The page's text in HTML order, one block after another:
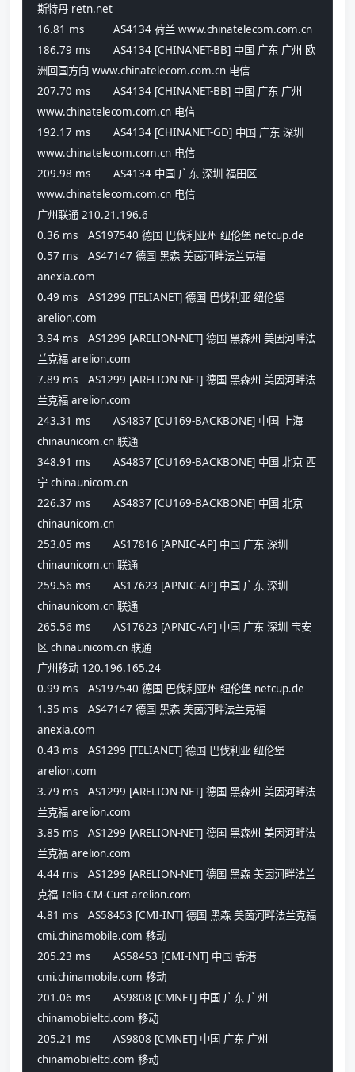
斯特丹 retn.net
16.81 ms 	AS4134 荷兰 www.chinatelecom.com.cn
186.79 ms 	AS4134 [CHINANET-BB] 中国 广东 广州 欧
洲回国方向 www.chinatelecom.com.cn 电信
207.70 ms 	AS4134 [CHINANET-BB] 中国 广东 广州
www.chinatelecom.com.cn 电信
192.17 ms 	AS4134 [CHINANET-GD] 中国 广东 深圳
www.chinatelecom.com.cn 电信
209.98 ms 	AS4134 中国 广东 深圳 福田区
www.chinatelecom.com.cn 电信
广州联通 210.21.196.6
0.36 ms 	AS197540 德国 巴伐利亚州 纽伦堡 netcup.de
0.57 ms 	AS47147 德国 黑森 美茵河畔法兰克福
anexia.com
0.49 ms 	AS1299 [TELIANET] 德国 巴伐利亚 纽伦堡
arelion.com
3.94 ms 	AS1299 [ARELION-NET] 德国 黑森州 美因河畔法
兰克福 arelion.com
7.89 ms 	AS1299 [ARELION-NET] 德国 黑森州 美因河畔法
兰克福 arelion.com
243.31 ms 	AS4837 [CU169-BACKBONE] 中国 上海
chinaunicom.cn 联通
348.91 ms 	AS4837 [CU169-BACKBONE] 中国 北京 西
宁 chinaunicom.cn
226.37 ms 	AS4837 [CU169-BACKBONE] 中国 北京
chinaunicom.cn
253.05 ms 	AS17816 [APNIC-AP] 中国 广东 深圳
chinaunicom.cn 联通
259.56 ms 	AS17623 [APNIC-AP] 中国 广东 深圳
chinaunicom.cn 联通
265.56 ms 	AS17623 [APNIC-AP] 中国 广东 深圳 宝安
区 chinaunicom.cn 联通
广州移动 120.196.165.24
0.99 ms 	AS197540 德国 巴伐利亚州 纽伦堡 netcup.de
1.35 ms 	AS47147 德国 黑森 美茵河畔法兰克福
anexia.com
0.43 ms 	AS1299 [TELIANET] 德国 巴伐利亚 纽伦堡
arelion.com
3.79 ms 	AS1299 [ARELION-NET] 德国 黑森州 美因河畔法
兰克福 arelion.com
3.85 ms 	AS1299 [ARELION-NET] 德国 黑森州 美因河畔法
兰克福 arelion.com
4.44 ms 	AS1299 [ARELION-NET] 德国 黑森 美因河畔法兰
克福 Telia-CM-Cust arelion.com
4.81 ms 	AS58453 [CMI-INT] 德国 黑森 美茵河畔法兰克福
cmi.chinamobile.com 移动
205.23 ms 	AS58453 [CMI-INT] 中国 香港
cmi.chinamobile.com 移动
201.06 ms 	AS9808 [CMNET] 中国 广东 广州
chinamobileltd.com 移动
205.21 ms 	AS9808 [CMNET] 中国 广东 广州
chinamobileltd.com 移动